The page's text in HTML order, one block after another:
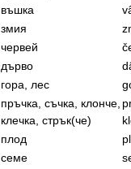
въшка
змия
червей
дърво
гора, лес
пръчка, съчка, клонче,
клечка, стрък(че)
плод
семе